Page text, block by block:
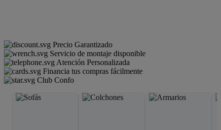
Precio Garantizado
Servicio de montaje disponible
Atención Personalizada
Financia tus compras fácilmente
Club Confo